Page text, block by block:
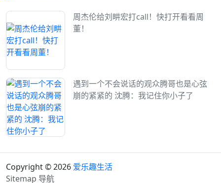
周杰伦给刘畊宏打call！快打开看看周
董！
遇到一个不会说话的观众腾哥也是心弦
崩的紧紧的 沈腾：我记住你小子了
Copyright © 2026 爱乐趣生活
Sitemap 导航